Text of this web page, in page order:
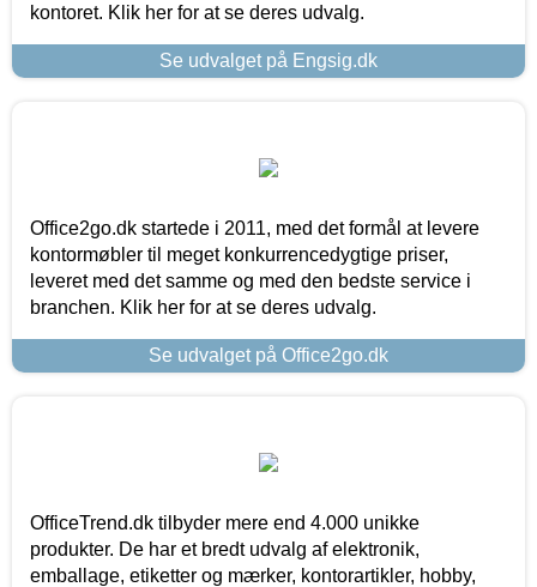
kontoret. Klik her for at se deres udvalg.
Se udvalget på Engsig.dk
Office2go.dk startede i 2011, med det formål at levere
kontormøbler til meget konkurrencedygtige priser,
leveret med det samme og med den bedste service i
branchen. Klik her for at se deres udvalg.
Se udvalget på Office2go.dk
OfficeTrend.dk tilbyder mere end 4.000 unikke
produkter. De har et bredt udvalg af elektronik,
emballage, etiketter og mærker, kontorartikler, hobby,